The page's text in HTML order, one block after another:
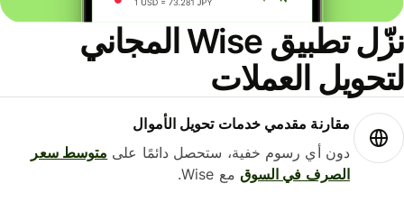
نزّل تطبيق Wise المجاني
العملات
مقارنة مقدمي خدمات تحويل الأموال
دون أي رسوم خفية، ستحصل دائمًا علىمتوسط ​​سعر
الصرف في السوقمع Wise.